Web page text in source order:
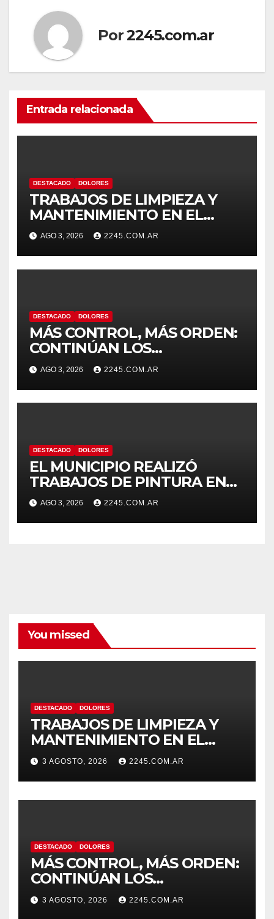
Por2245.com.ar
Entrada relacionada
DESTACADO DOLORES
TRABAJOS DE LIMPIEZA Y
MANTENIMIENTO EN EL
CANAL LA PICASA
AGO 3, 2026 2245.COM.AR
DESTACADO DOLORES
MÁS CONTROL, MÁS ORDEN:
CONTINÚAN LOS
OPERATIVOS PREVENTIVOS
DE TRÁNSITO EN DOLORES
AGO 3, 2026 2245.COM.AR
DESTACADO DOLORES
EL MUNICIPIO REALIZÓ
TRABAJOS DE PINTURA EN
LA ESCUELA N.º 10
AGO 3, 2026 2245.COM.AR
You missed
DESTACADO DOLORES
TRABAJOS DE LIMPIEZA Y
MANTENIMIENTO EN EL
CANAL LA PICASA
3 AGOSTO, 2026 2245.COM.AR
DESTACADO DOLORES
MÁS CONTROL, MÁS ORDEN:
CONTINÚAN LOS
OPERATIVOS PREVENTIVOS
DE TRÁNSITO EN DOLORES
3 AGOSTO, 2026 2245.COM.AR